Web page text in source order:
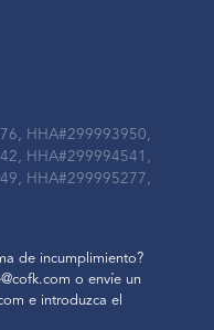
HHA#299993950,
HHA#299994541,
HHA#299995277,
de incumplimiento?
o envíe un
e introduzca el